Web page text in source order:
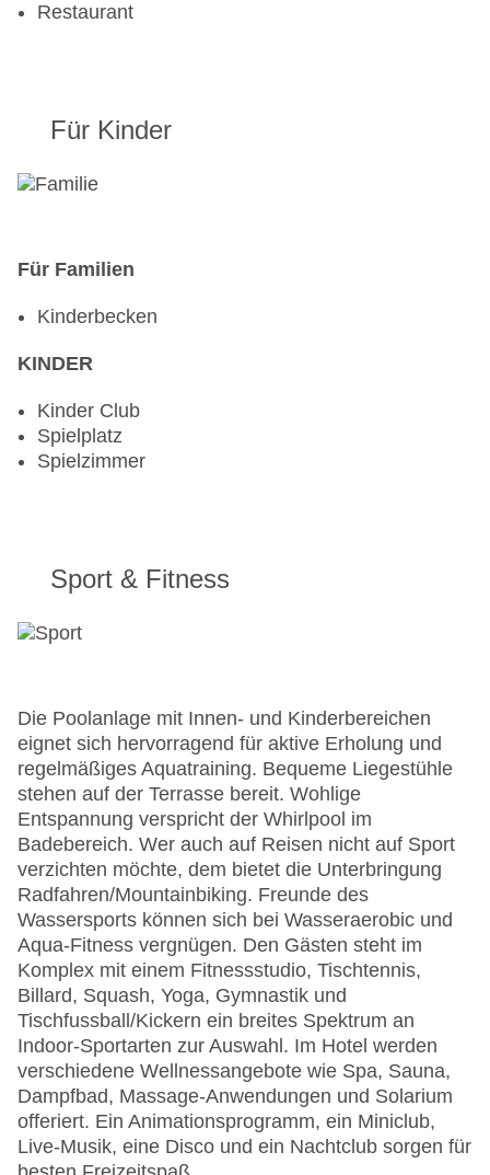
Restaurant
Für Kinder
Für Familien
Kinderbecken
KINDER
Kinder Club
Spielplatz
Spielzimmer
Sport & Fitness
Die Poolanlage mit Innen- und Kinderbereichen
eignet sich hervorragend für aktive Erholung und
regelmäßiges Aquatraining. Bequeme Liegestühle
stehen auf der Terrasse bereit. Wohlige
Entspannung verspricht der Whirlpool im
Badebereich. Wer auch auf Reisen nicht auf Sport
verzichten möchte, dem bietet die Unterbringung
Radfahren/Mountainbiking. Freunde des
Wassersports können sich bei Wasseraerobic und
Aqua-Fitness vergnügen. Den Gästen steht im
Komplex mit einem Fitnessstudio, Tischtennis,
Billard, Squash, Yoga, Gymnastik und
Tischfussball/Kickern ein breites Spektrum an
Indoor-Sportarten zur Auswahl. Im Hotel werden
verschiedene Wellnessangebote wie Spa, Sauna,
Dampfbad, Massage-Anwendungen und Solarium
offeriert. Ein Animationsprogramm, ein Miniclub,
Live-Musik, eine Disco und ein Nachtclub sorgen für